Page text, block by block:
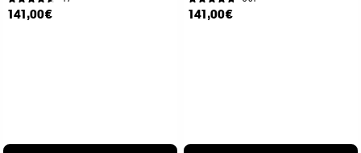
141,00€ 141,00€